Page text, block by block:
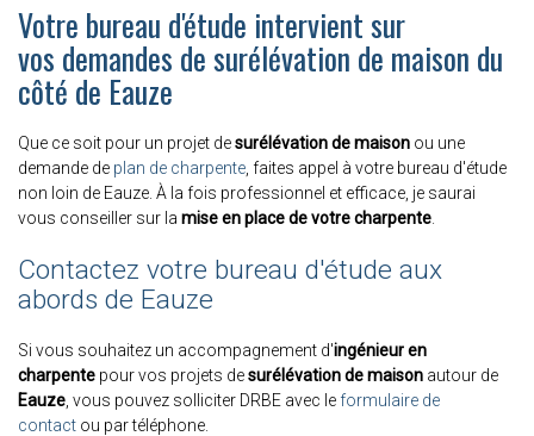
Votre bureau d'étude intervient sur
vos demandes de surélévation de maison du
côté de Eauze
Que ce soit pour un projet desurélévation de maison ou une
demande de plan de charpente , faites appel à votre bureau d'étude
non loin de Eauze. À la fois professionnel et efficace, je saurai
vous conseiller sur la mise en place de votre charpente
Contactez votre bureau d'étude aux
abords de Eauze
Si vous souhaitez un accompagnement d'ingénieur en
charpente pour vos projets desurélévation de maison autour de
Eauze , vous pouvez solliciter DRBE avec le formulaire de
contact ou par téléphone.